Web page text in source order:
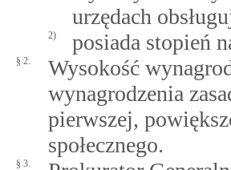
urzędach
2) posiada stopień
§ 2.
Wysokość
wynagrodzenia
pierwszej,
społecznego.
§ 3.